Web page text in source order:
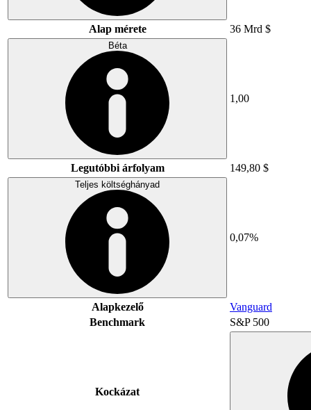
Alap mérete 36 Mrd $
Béta
1,00
Legutóbbi árfolyam 149,80 $
Teljes költséghányad
0,07%
Alapkezelő
Vanguard
Benchmark
S&P 500
Kockázat